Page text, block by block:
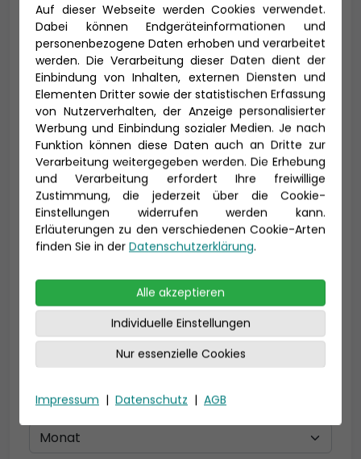
Titel
Vorname * Nachname *
E-Mail *
Telefon *
Geburtsdatum
Auf dieser Webseite werden Cookies verwendet.
Dabei können Endgeräteinformationen und
personenbezogene Daten erhoben und verarbeitet
werden. Die Verarbeitung dieser Daten dient der
Einbindung von Inhalten, externen Diensten und
Elementen Dritter sowie der statistischen Erfassung
von Nutzerverhalten, der Anzeige personalisierter
Werbung und Einbindung sozialer Medien. Je nach
Funktion können diese Daten auch an Dritte zur
Verarbeitung weitergegeben werden. Die Erhebung
und Verarbeitung erfordert Ihre freiwillige
Zustimmung, die jederzeit über die Cookie-
Einstellungen widerrufen werden kann.
Erläuterungen zu den verschiedenen Cookie-Arten
finden Sie in der Datenschutzerklärung.
Alle akzeptieren
Individuelle Einstellungen
Nur essenzielle Cookies
Impressum | Datenschutz | AGB